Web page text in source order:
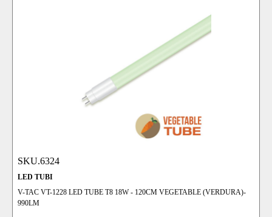
SKU.6324
LED TUBI
V-TAC VT-1228 LED TUBE T8 18W - 120CM VEGETABLE (VERDURA)-
990LM